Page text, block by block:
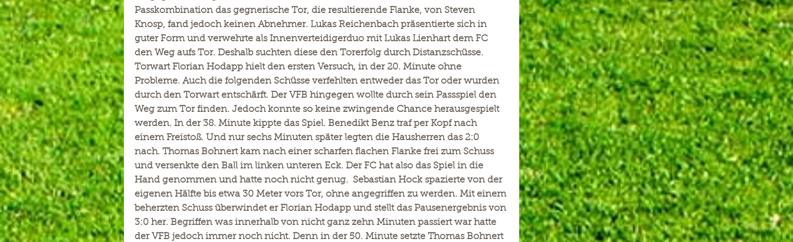
Passkombination das gegnerische Tor, die resultierende Flanke, von Steven
Knosp, fand jedoch keinen Abnehmer. Lukas Reichenbach präsentierte sich in
guter Form und verwehrte als Innenverteidigerduo mit Lukas Lienhart dem FC
den Weg aufs Tor. Deshalb suchten diese den Torerfolg durch Distanzschüsse.
Torwart Florian Hodapp hielt den ersten Versuch, in der 20. Minute ohne
Probleme. Auch die folgenden Schüsse verfehlten entweder das Tor oder wurden
durch den Torwart entschärft. Der VFB hingegen wollte durch sein Passspiel den
Weg zum Tor finden. Jedoch konnte so keine zwingende Chance herausgespielt
werden. In der 38. Minute kippte das Spiel. Benedikt Benz traf per Kopf nach
einem Freistoß. Und nur sechs Minuten später legten die Hausherren das 2:0
nach. Thomas Bohnert kam nach einer scharfen flachen Flanke frei zum Schuss
und versenkte den Ball im linken unteren Eck. Der FC hat also das Spiel in die
Hand genommen und hatte noch nicht genug.  Sebastian Hock spazierte von der
eigenen Hälfte bis etwa 30 Meter vors Tor, ohne angegriffen zu werden. Mit einem
beherzten Schuss überwindet er Florian Hodapp und stellt das Pausenergebnis von
3:0 her. Begriffen was innerhalb von nicht ganz zehn Minuten passiert war hatte
der VFB jedoch immer noch nicht. Denn in der 50. Minute setzte Thomas Bohnert